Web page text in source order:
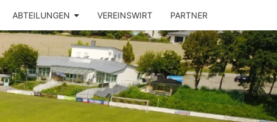
ABTEILUNGEN VEREINSWIRT PARTNER